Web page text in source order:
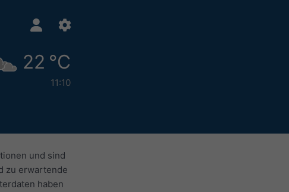
22 °C
11:10
und sind
zu erwartende
haben